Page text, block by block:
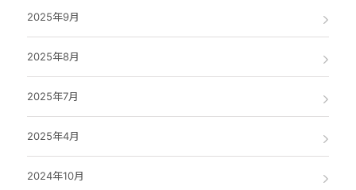
2025年9月
2025年8月
2025年7月
2025年4月
2024年10月